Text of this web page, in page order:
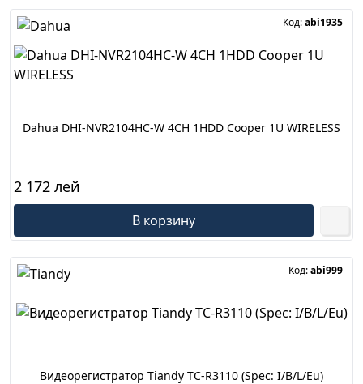
Код:abi1935
Dahua DHI-NVR2104HC-W 4CH 1HDD Cooper 1U WIRELESS
2 172 лей
В корзину
Код:abi999
Видеорегистратор Tiandy TC-R3110 (Spec: I/B/L/Eu)